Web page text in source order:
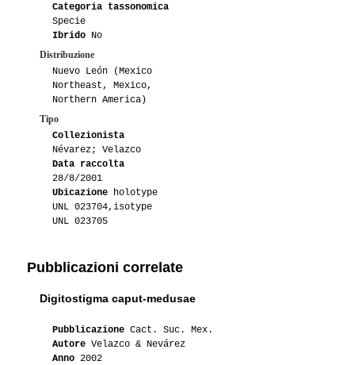
Categoria tassonomica
Specie
Ibrido No
Distribuzione
Nuevo León (Mexico
Northeast, Mexico,
Northern America)
Tipo
Collezionista
Névarez; Velazco
Data raccolta
28/8/2001
Ubicazione holotype
UNL 023704,isotype
UNL 023705
Pubblicazioni correlate
Digitostigma caput-medusae
Pubblicazione Cact. Suc. Mex.
Autore Velazco & Nevárez
Anno 2002